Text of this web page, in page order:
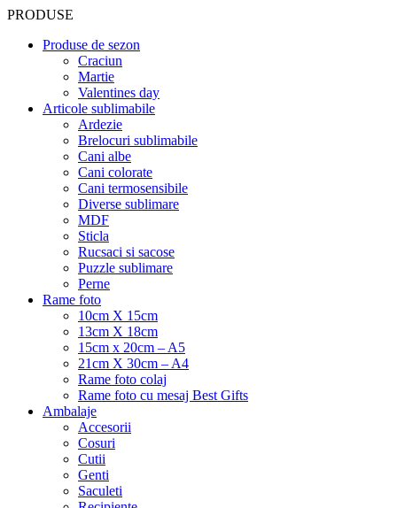
PRODUSE
Produse de sezon
Craciun
Martie
Valentines day
Articole sublimabile
Ardezie
Brelocuri sublimabile
Cani albe
Cani colorate
Cani termosensibile
Diverse sublimare
MDF
Sticla
Rucsaci si sacose
Puzzle sublimare
Perne
Rame foto
10cm X 15cm
13cm X 18cm
15cm x 20cm – A5
21cm X 30cm – A4
Rame foto colaj
Rame foto cu mesaj Best Gifts
Ambalaje
Accesorii
Cosuri
Cutii
Genti
Saculeti